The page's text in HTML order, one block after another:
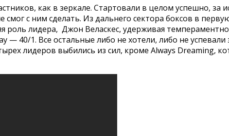
как в зеркале. Стартовали в целом успешно,
с ним сделать. Из дальнего сектора боксов в
роль лидера, Джон Веласкес, удерживая
40/1. Все остальные либо не хотели, либо не
лидеров выбились из сил, кроме Always Dreaming,